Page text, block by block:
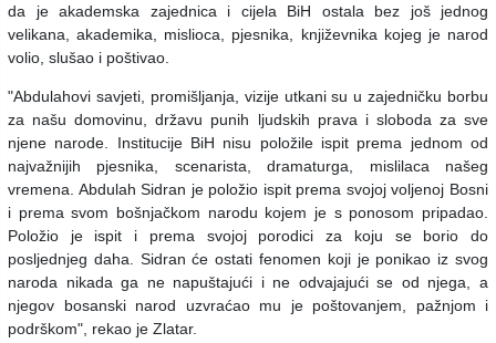
da je akademska zajednica i cijela BiH ostala bez još jednog
velikana, akademika, mislioca, pjesnika, književnika kojeg je narod
volio, slušao i poštivao.
"Abdulahovi savjeti, promišljanja, vizije utkani su u zajedničku borbu
za našu domovinu, državu punih ljudskih prava i sloboda za sve
njene narode. Institucije BiH nisu položile ispit prema jednom od
najvažnijih pjesnika, scenarista, dramaturga, mislilaca našeg
vremena. Abdulah Sidran je položio ispit prema svojoj voljenoj Bosni
i prema svom bošnjačkom narodu kojem je s ponosom pripadao.
Položio je ispit i prema svojoj porodici za koju se borio do
posljednjeg daha. Sidran će ostati fenomen koji je ponikao iz svog
naroda nikada ga ne napuštajući i ne odvajajući se od njega, a
njegov bosanski narod uzvraćao mu je poštovanjem, pažnjom i
podrškom", rekao je Zlatar.